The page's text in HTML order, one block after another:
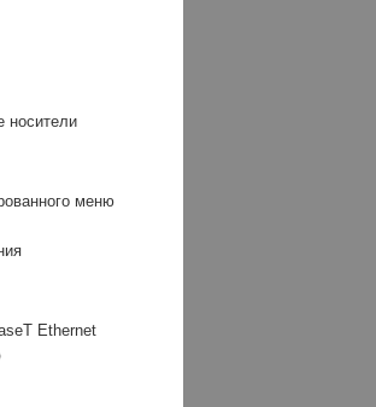
носители
меню
Ethernet